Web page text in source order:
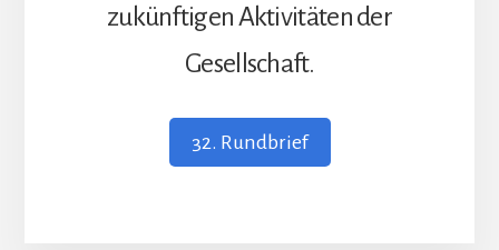
zukünftigen Aktivitäten der
Gesellschaft.
32. Rundbrief